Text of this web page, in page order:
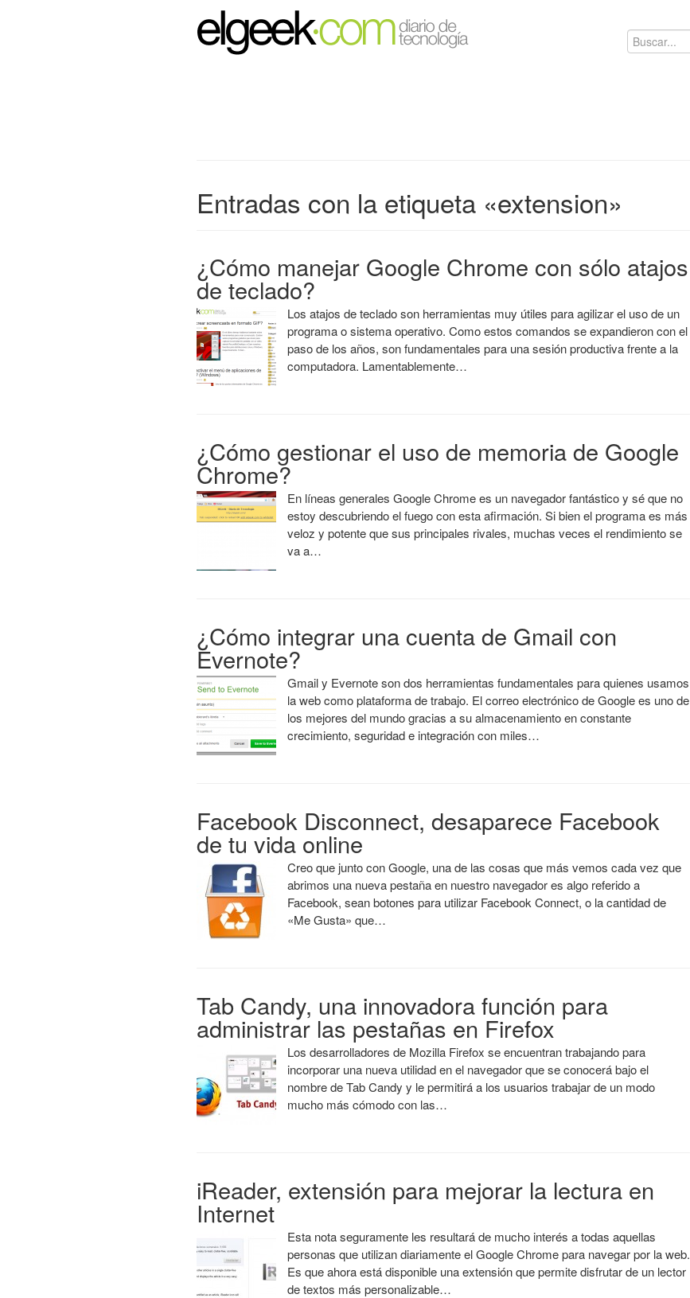
Entradas con la etiqueta «extension»
¿Cómo manejar Google Chrome con sólo atajos
de teclado?
Los atajos de teclado son herramientas muy útiles para agilizar el uso de un
programa o sistema operativo. Como estos comandos se expandieron con el
paso de los años, son fundamentales para una sesión productiva frente a la
computadora. Lamentablemente…
¿Cómo gestionar el uso de memoria de Google
Chrome?
En líneas generales Google Chrome es un navegador fantástico y sé que no
estoy descubriendo el fuego con esta afirmación. Si bien el programa es más
veloz y potente que sus principales rivales, muchas veces el rendimiento se
va a…
¿Cómo integrar una cuenta de Gmail con
Evernote?
Gmail y Evernote son dos herramientas fundamentales para quienes usamos
la web como plataforma de trabajo. El correo electrónico de Google es uno de
los mejores del mundo gracias a su almacenamiento en constante
crecimiento, seguridad e integración con miles…
Facebook Disconnect, desaparece Facebook
de tu vida online
Creo que junto con Google, una de las cosas que más vemos cada vez que
abrimos una nueva pestaña en nuestro navegador es algo referido a
Facebook, sean botones para utilizar Facebook Connect, o la cantidad de
«Me Gusta» que…
Tab Candy, una innovadora función para
administrar las pestañas en Firefox
Los desarrolladores de Mozilla Firefox se encuentran trabajando para
incorporar una nueva utilidad en el navegador que se conocerá bajo el
nombre de Tab Candy y le permitirá a los usuarios trabajar de un modo
mucho más cómodo con las…
iReader, extensión para mejorar la lectura en
Internet
Esta nota seguramente les resultará de mucho interés a todas aquellas
personas que utilizan diariamente el Google Chrome para navegar por la web.
Es que ahora está disponible una extensión que permite disfrutar de un lector
de textos más personalizable…